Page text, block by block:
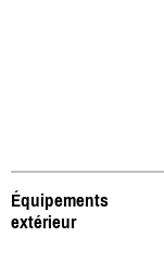
Équipements
extérieur